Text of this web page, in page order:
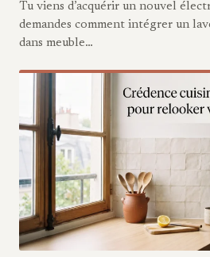
Tu viens d’acquérir un nouvel
demandes comment intégrer un
dans meuble…